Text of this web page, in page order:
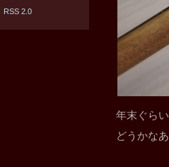
年末ぐら
どうかな
RSS 2.0